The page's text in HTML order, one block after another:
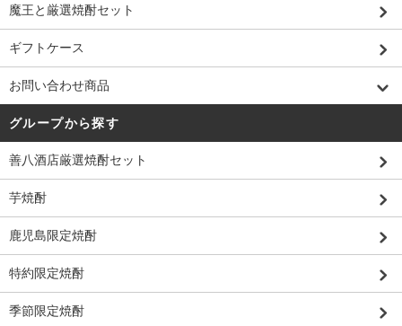
魔王と厳選焼酎セット
ギフトケース
お問い合わせ商品
グループから探す
善八酒店厳選焼酎セット
芋焼酎
鹿児島限定焼酎
特約限定焼酎
季節限定焼酎